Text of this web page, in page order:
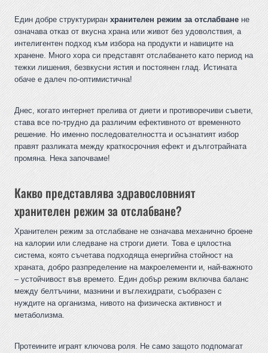
Един добре структуриран хранителен режим за отслабване не
означава отказ от вкусна храна или живот без удоволствия, а
интелигентен подход към избора на продукти и навиците на
хранене. Много хора си представят отслабването като период на
тежки лишения, безвкусни ястия и постоянен глад. Истината
обаче е далеч по-оптимистична!
Днес, когато интернет прелива от диети и противоречиви съвети,
става все по-трудно да различим ефективното от временното
решение. Но именно последователността и осъзнатият избор
правят разликата между краткосрочния ефект и дълготрайната
промяна. Нека започваме!
Какво представлява здравословният
хранителен режим за отслабване?
Хранителен режим за отслабване не означава механично броене
на калории или следване на строги диети. Това е цялостна
система, която съчетава подходяща енергийна стойност на
храната, добро разпределение на макроелементи и, най-важното
– устойчивост във времето. Един добър режим включва баланс
между белтъчини, мазнини и въглехидрати, съобразен с
нуждите на организма, нивото на физическа активност и
метаболизма.
Протеините играят ключова роля. Не само защото подпомагат